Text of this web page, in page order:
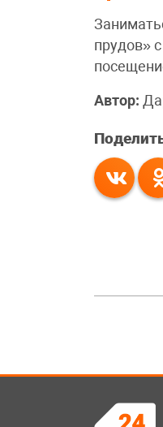
прудов»
Автор: